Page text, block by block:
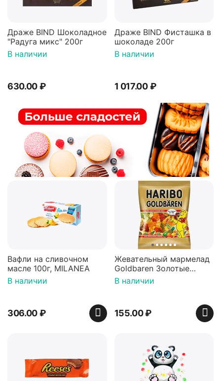
Драже BIND Шоколадное
"Радуга микс" 200г
В наличии
630.00₽
Драже BIND Фисташка в
шоколаде 200г
В наличии
1 017.00 ₽
Вафли на сливочном
масле 100г, MILANEA
В наличии
306.00₽
Жевательный мармелад
Goldbaren Золотые
мишки 100г, Германия
В наличии
155.00₽